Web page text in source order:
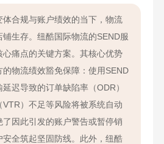
合规与账户绩效的当下，物流
生存。纽酷国际物流的SEND服
痛点的关键方案。其核心优势
物流绩效豁免保障：使用SEND
迟导致的订单缺陷率（ODR）
）不足等风险将被系统自动
因此引发的账户警告或暂停销
全筑起坚固防线。此外，纽酷